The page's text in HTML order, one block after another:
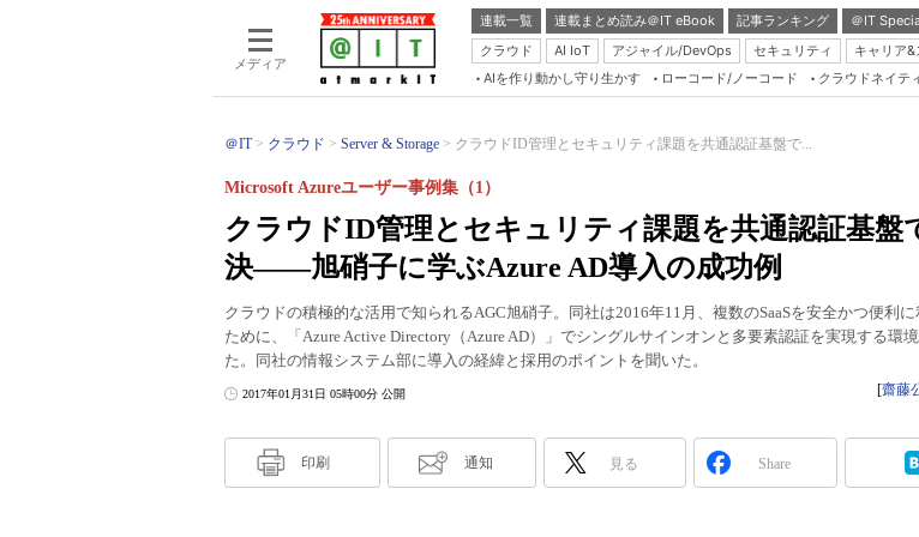
メディア
連載一覧 連載まとめ読み＠IT eBook 記事ランキング ＠IT
クラウド
AI IoT アジャイル/DevOps セキュリティ キャリア
AIを作り動かし守り生かす ローコード/ノーコード クラウドネイテ
＠IT クラウド Server & Storage クラウドID管理とセキュリティ課題を共通認証基盤で...
クラウドID管理とセキュリティ課題を共通認証基盤
決――旭硝子に学ぶAzure AD導入の成功例
Microsoft Azureユーザー事例集（1）
クラウドの積極的な活用で知られるAGC旭硝子。同社は2016年11月、複数のSaaSを安全かつ便利
ために、「Azure Active Directory（Azure AD）」でシングルサインオンと多要素認証を実現する環
た。同社の情報システム部に導入の経緯と採用のポイントを聞いた。
2017年01月31日 05時00分 公開 [齋藤
印刷 通知 見る Share